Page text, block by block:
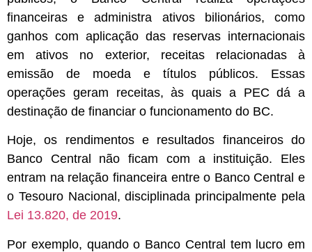
financeiras e administra ativos bilionários, como
ganhos com aplicação das reservas internacionais
em ativos no exterior, receitas relacionadas à
emissão de moeda e títulos públicos. Essas
operações geram receitas, às quais a PEC dá a
destinação de financiar o funcionamento do BC.
Hoje, os rendimentos e resultados financeiros do
Banco Central não ficam com a instituição. Eles
entram na relação financeira entre o Banco Central e
o Tesouro Nacional, disciplinada principalmente pela
Lei 13.820, de 2019.
Por exemplo, quando o Banco Central tem lucro em